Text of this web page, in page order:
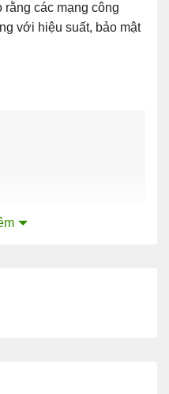
các mạng công
với hiệu suất, bảo mật